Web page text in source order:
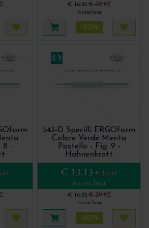
Acquista più tardi
€ 16.02€ 20.02
iva inclusa
Aggiungi al carrello
-20%
8 -
Acquista più tardi
543-D Specilli ERGOform
Colore Verde Menta
Pastello - Fig. 9 -
Hahnenkratt
€ 13.13 € 16.41
iva esclusa
€ 16.02€ 20.02
iva inclusa
Aggiungi al carrello
-20%